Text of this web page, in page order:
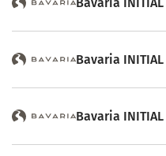
Bavaria INITIAL
Bavaria INITIAL